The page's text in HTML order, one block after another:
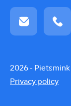
2026 - Pietsmink
Privacy policy